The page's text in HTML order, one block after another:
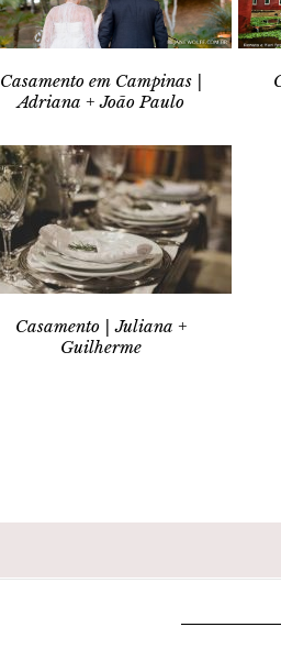
Casamento em Campinas |
Adriana + João Paulo
Casamento | Juliana +
Guilherme